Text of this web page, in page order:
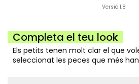
Completa el teu look
Els petits tenen molt clar el que
seleccionat les peces que més